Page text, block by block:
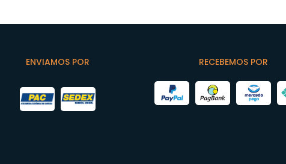
ENVIAMOS POR RECEBEMOS POR